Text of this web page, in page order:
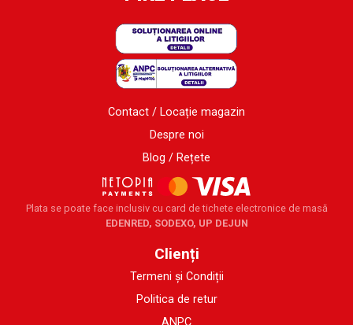
Contact / Locație magazin
Despre noi
Blog / Rețete
Plata se poate face inclusiv cu card de tichete electronice de masă
EDENRED, SODEXO, UP DEJUN
Clienți
Termeni și Condiții
Politica de retur